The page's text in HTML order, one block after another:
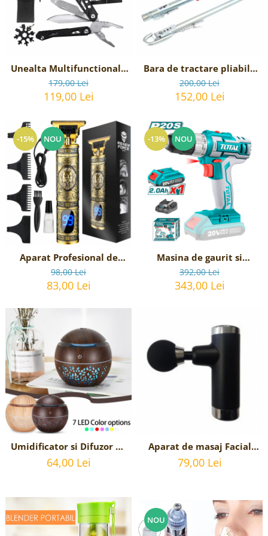
Reparatii si Renovare
Unealta Multifunctionala
de supravietuire 17-in-1,
model Black Axe Multi-
tool
179,00 Lei
119,00 Lei
Bara de tractare pliabila
rigida, 2 Tone, lungime
180cm
200,00 Lei
152,00 Lei
-15% NOU
Aparat Profesional de
tuns barba sau parul
98,00 Lei
83,00 Lei
-13% NOU
Masina de gaurit si
insurubat cu acumulator
TOTAL - 20V, 2Ah,
392,00 Lei
343,00 Lei
Umidificator si Difuzor de
Arome Terapeutice -
Aromaterapie - cu lumini
- 130 ml - Stejar Inchis
64,00 Lei
Aparat de masaj Facial
Gun Impact Mini-KH 550 -
Negru
79,00 Lei
NOU